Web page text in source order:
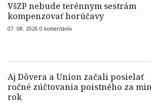
VšZP nebude terénnym sestrám
kompenzovať horúčavy
07. 08. 2026 0 komentárov
Aj Dôvera a Union začali posielať
ročné zúčtovania poistného za
rok